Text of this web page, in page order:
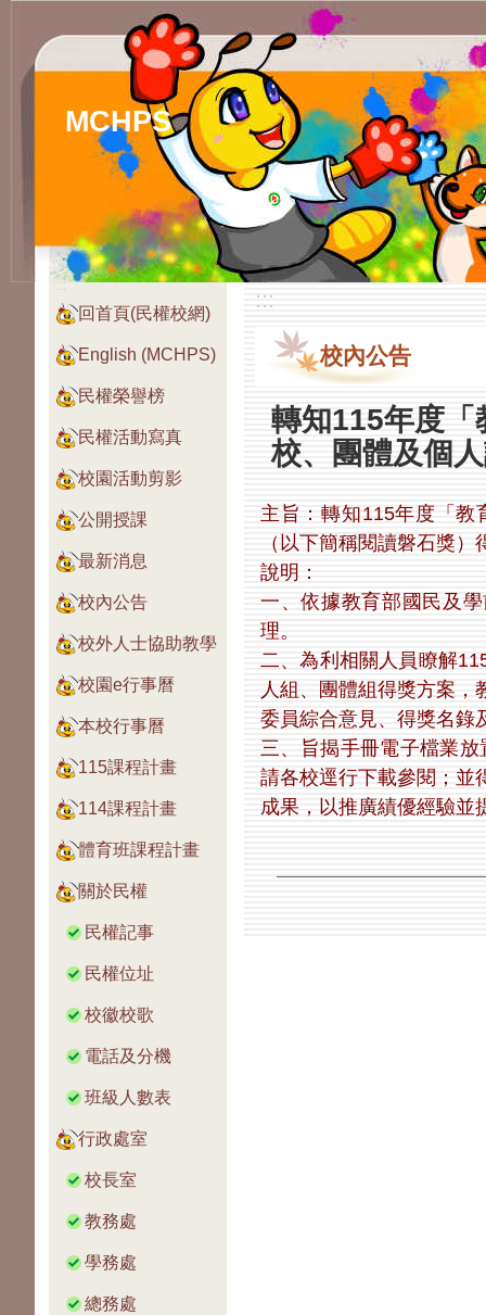
MCHPS
:::
回首頁(民權校網)
English (MCHPS)
民權榮譽榜
民權活動寫真
校園活動剪影
公開授課
最新消息
校內公告
校外人士協助教學
校園e行事曆
本校行事曆
115課程計畫
114課程計畫
體育班課程計畫
關於民權
民權記事
民權位址
校徽校歌
電話及分機
班級人數表
行政處室
校長室
教務處
學務處
總務處
:::
校內公告
轉知115年度「
校、團體及個
主旨：轉知115年度「
（以下簡稱閱讀磐石獎
說明：
一、依據教育部國民及
理。
二、為利相關人員瞭解
人組、團體組得獎方案
委員綜合意見、得獎名錄
三、旨揭手冊電子檔業
請各校逕行下載參閱；並
成果，以推廣績優經驗並